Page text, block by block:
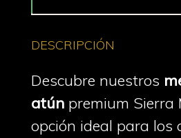
DESCRIPCIÓN
Descubre nuestros
atún premium Sierra
opción ideal para los